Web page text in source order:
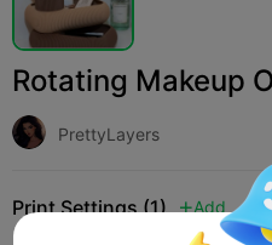
Rotating Makeup
PrettyLayers
Print Settings (1)  Add